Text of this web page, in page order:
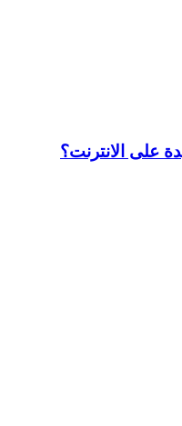
على الانترنت؟